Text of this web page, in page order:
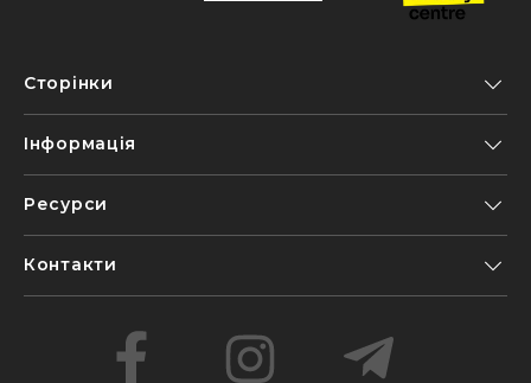
Сторінки
Інформація
Ресурси
Контакти